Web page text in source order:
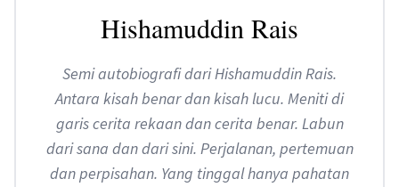
Hishamuddin Rais
Semi autobiografi dari Hishamuddin Rais.
Antara kisah benar dan kisah lucu. Meniti di
garis cerita rekaan dan cerita benar. Labun
dari sana dan dari sini. Perjalanan, pertemuan
dan perpisahan. Yang tinggal hanya pahatan